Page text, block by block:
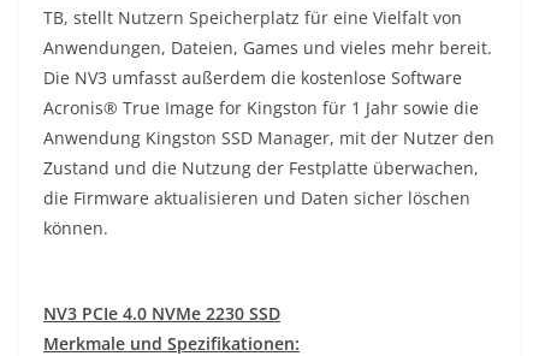
TB, stellt Nutzern Speicherplatz für eine Vielfalt von
Anwendungen, Dateien, Games und vieles mehr bereit.
Die NV3 umfasst außerdem die kostenlose Software
Acronis® True Image for Kingston für 1 Jahr sowie die
Anwendung Kingston SSD Manager, mit der Nutzer den
Zustand und die Nutzung der Festplatte überwachen,
die Firmware aktualisieren und Daten sicher löschen
können.
NV3 PCIe 4.0 NVMe 2230 SSD
Merkmale und Spezifikationen: